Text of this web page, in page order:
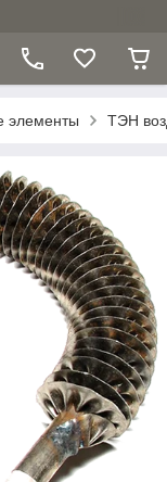
элементы ТЭН